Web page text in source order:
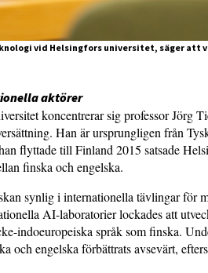
vid Helsingfors universitet, säger att
aktörer
koncentrerar sig professor Jörg
Han är ursprungligen från
flyttade till Finland 2015 satsade
finska och engelska.
synlig i internationella tävlingar för
AI-laboratorier lockades att
indoeuropeiska språk som finska.
och engelska förbättrats avsevärt,